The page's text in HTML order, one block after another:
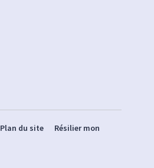
Plan du site Résilier mon